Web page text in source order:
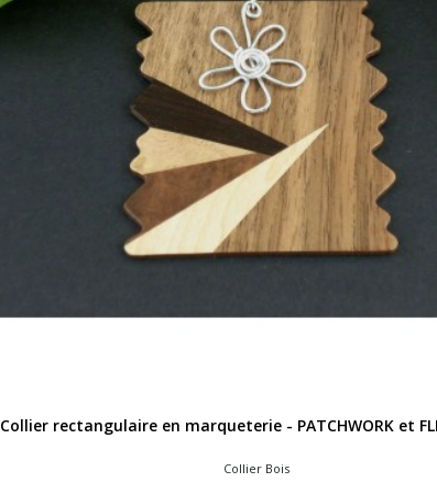
Collier rectangulaire en marqueterie - PATCHWORK et
Collier Bois